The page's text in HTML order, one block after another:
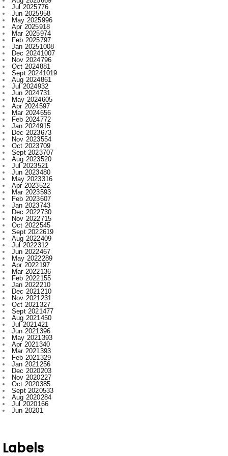
Mar 2025974
Feb 2025797
Jan 20251008
Dec 20241007
Nov 2024796
Oct 2024881
Sept 20241019
Aug 2024861
Jul 2024932
Jun 2024731
May 2024605
Apr 2024597
Mar 2024656
Feb 2024772
Jan 2024915
Dec 2023673
Nov 2023554
Oct 2023709
Sept 2023707
Aug 2023520
Jul 2023521
Jun 2023480
May 2023316
Apr 2023522
Mar 2023593
Feb 2023607
Jan 2023743
Dec 2022730
Nov 2022715
Oct 2022545
Sept 2022619
Aug 2022409
Jul 2022312
Jun 2022467
May 2022289
Apr 2022197
Mar 2022136
Feb 2022155
Jan 2022210
Dec 2021210
Nov 2021231
Oct 2021327
Sept 2021477
Aug 2021450
Jul 2021421
Jun 2021396
May 2021393
Apr 2021340
Mar 2021393
Feb 2021329
Jan 2021256
Dec 2020203
Nov 2020227
Oct 2020385
Sept 2020533
Aug 2020284
Jul 2020166
Jun 20201
Ambagarh
Ambagarh Chauki